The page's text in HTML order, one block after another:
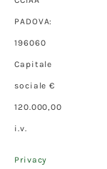
PADOVA:
196060
Capitale
sociale €
120.000,00
i.v.
Privacy